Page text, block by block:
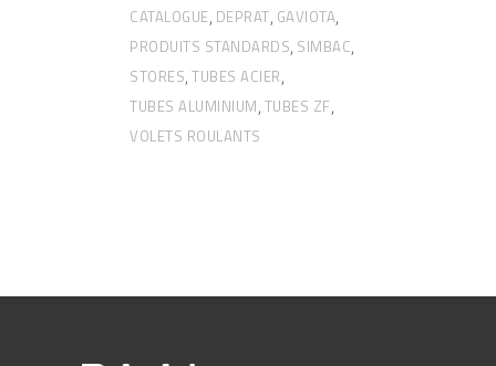
CATALOGUE, DEPRAT, GAVIOTA,
PRODUITS STANDARDS, SIMBAC,
STORES, TUBES ACIER,
TUBES ALUMINIUM, TUBES ZF,
VOLETS ROULANTS